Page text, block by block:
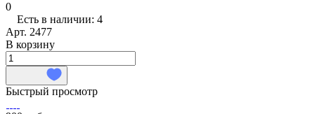
0
Есть в наличии: 4
Арт. 2477
В корзину
Быстрый просмотр